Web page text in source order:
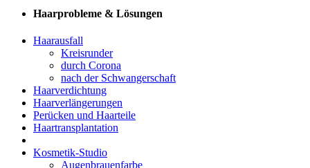
Haarprobleme & Lösungen
Haarausfall
Kreisrunder
durch Corona
nach der Schwangerschaft
Haarverdichtung
Haarverlängerungen
Perücken und Haarteile
Haartransplantation
Kosmetik-Studio
Augenbrauenfarbe